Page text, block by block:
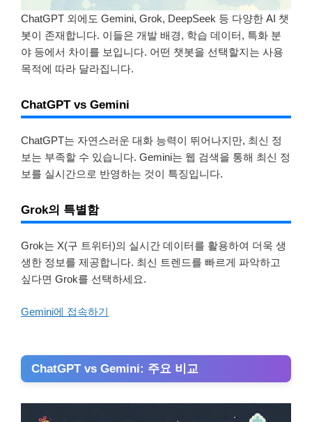
ChatGPT 외에도 Gemini, Grok, DeepSeek 등 다양한 AI 챗
봇이 존재합니다. 이들은 개발 배경, 학습 데이터, 특화 분
야 등에서 차이를 보입니다. 어떤 챗봇을 선택할지는 사용
목적에 따라 달라집니다.
ChatGPT vs Gemini
ChatGPT는 자연스러운 대화 능력이 뛰어나지만, 최신 정
보는 부족할 수 있습니다. Gemini는 웹 검색을 통해 최신 정
보를 실시간으로 반영하는 것이 특징입니다.
Grok의 특별함
Grok는 X(구 트위터)의 실시간 데이터를 활용하여 더욱 생
생한 정보를 제공합니다. 최신 트렌드를 빠르게 파악하고
싶다면 Grok를 선택하세요.
Gemini에 접속하기
ChatGPT vs Gemini: 주요 비교